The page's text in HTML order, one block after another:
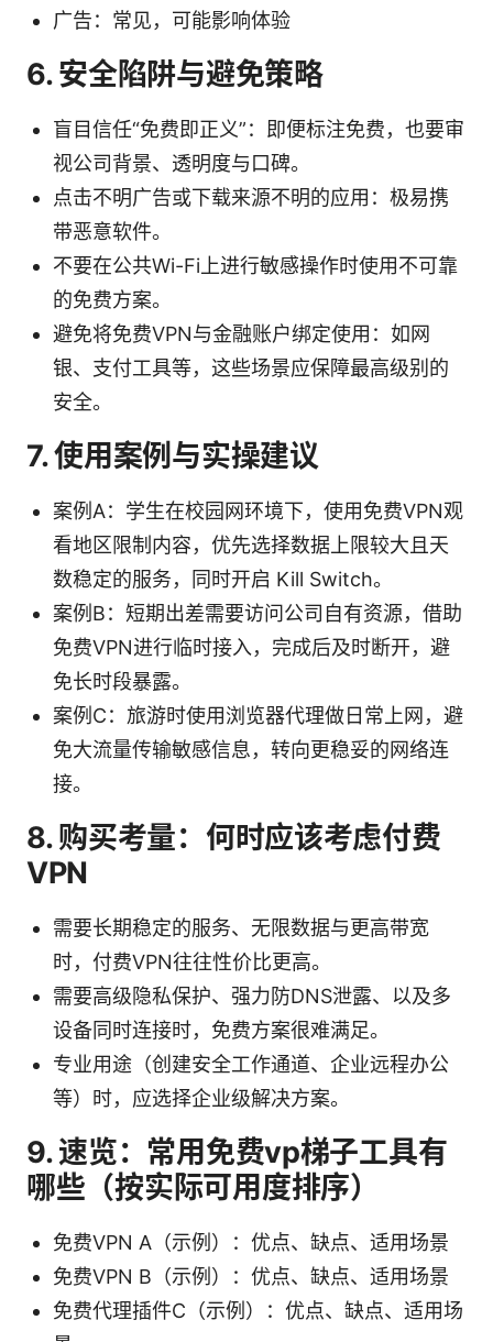
广告：常见，可能影响体验
6. 安全陷阱与避免策略
盲目信任“免费即正义”：即便标注免费，也要审
视公司背景、透明度与口碑。
点击不明广告或下载来源不明的应用：极易携
带恶意软件。
不要在公共Wi-Fi上进行敏感操作时使用不可靠
的免费方案。
避免将免费VPN与金融账户绑定使用：如网
银、支付工具等，这些场景应保障最高级别的
安全。
7. 使用案例与实操建议
案例A：学生在校园网环境下，使用免费VPN观
看地区限制内容，优先选择数据上限较大且天
数稳定的服务，同时开启 Kill Switch。
案例B：短期出差需要访问公司自有资源，借助
免费VPN进行临时接入，完成后及时断开，避
免长时段暴露。
案例C：旅游时使用浏览器代理做日常上网，避
免大流量传输敏感信息，转向更稳妥的网络连
接。
8. 购买考量：何时应该考虑付费
VPN
需要长期稳定的服务、无限数据与更高带宽
时，付费VPN往往性价比更高。
需要高级隐私保护、强力防DNS泄露、以及多
设备同时连接时，免费方案很难满足。
专业用途（创建安全工作通道、企业远程办公
等）时，应选择企业级解决方案。
9. 速览：常用免费vp梯子工具有
哪些（按实际可用度排序）
免费VPN A（示例）：优点、缺点、适用场景
免费VPN B（示例）：优点、缺点、适用场景
免费代理插件C（示例）：优点、缺点、适用场